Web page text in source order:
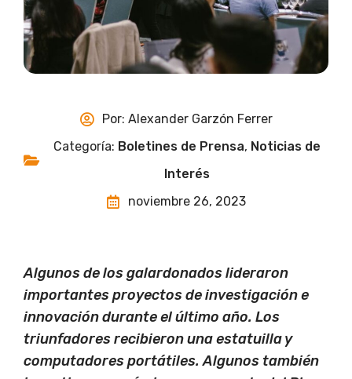
Por: Alexander Garzón Ferrer
Categoría: Boletines de Prensa, Noticias de
Interés
noviembre 26, 2023
Algunos de los galardonados lideraron
importantes proyectos de investigación e
innovación durante el último año. Los
triunfadores recibieron una estatuilla y
computadores portátiles. Algunos también